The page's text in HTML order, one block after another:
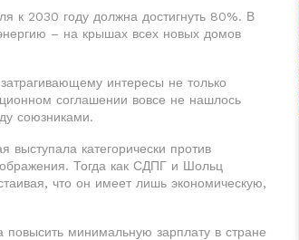
к 2030 году должна достигнуть 80%. В
– на крышах всех новых домов
интересы не только
соглашении вовсе не нашлось
союзниками.
категорически против
Тогда как СДПГ и Шольц
что он имеет лишь экономическую,
повысить минимальную зарплату в стране